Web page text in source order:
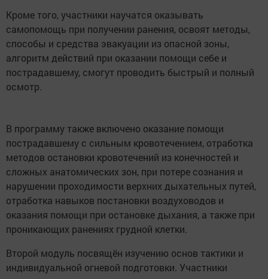
Кроме того, участники научатся оказывать
самопомощь при получении ранения, освоят методы,
способы и средства эвакуации из опасной зоны,
алгоритм действий при оказании помощи себе и
пострадавшему, смогут проводить быстрый и полный
осмотр.
В программу также включено оказание помощи
пострадавшему с сильным кровотечением, отработка
методов остановки кровотечений из конечностей и
сложных анатомических зон, при потере сознания и
нарушении проходимости верхних дыхательных путей,
отработка навыков постановки воздуховодов и
оказания помощи при остановке дыхания, а также при
проникающих ранениях грудной клетки.
Второй модуль посвящён изучению основ тактики и
индивидуальной огневой подготовки. Участники